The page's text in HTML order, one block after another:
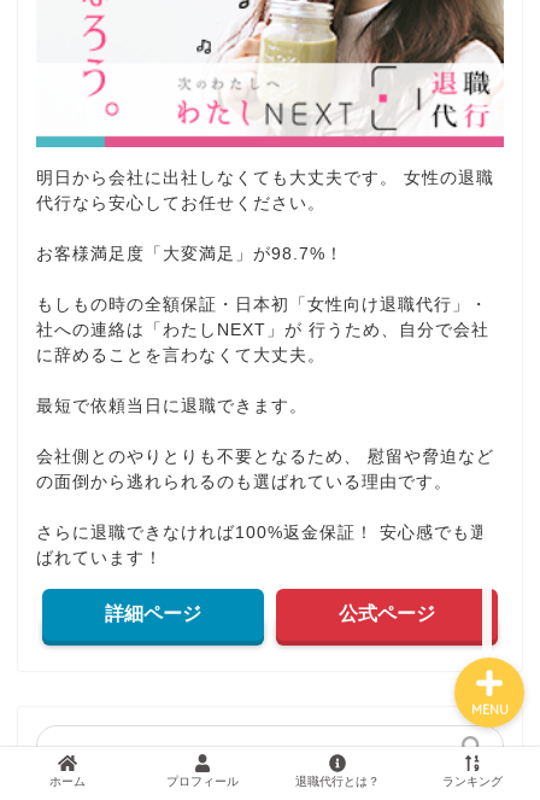
明日から会社に出社しなくても大丈夫です。 女性の退職
代行なら安心してお任せください。
お客様満足度「大変満足」が98.7%！
もしもの時の全額保証・日本初「女性向け退職代行」・
社への連絡は「わたしNEXT」が 行うため、自分で会社
に辞めることを言わなくて大丈夫。
最短で依頼当日に退職できます。
会社側とのやりとりも不要となるため、 慰留や脅迫など
の面倒から逃れられるのも選ばれている理由です。
さらに退職できなければ100%返金保証！ 安心感でも選
ばれています！
詳細ページ 公式ページ
ホーム プロフィール 退職代行とは？ ランキング
MENU
ホーム
運営者プロフィール
退職代行サービスとは？
退職代行業者ランキング